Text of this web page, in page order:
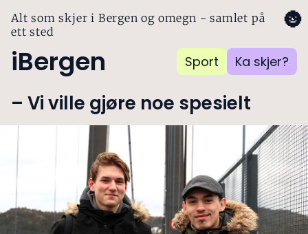
Alt som skjer i Bergen og omegn - samlet på
ett sted
iBergen Sport Ka skjer?
🌚
– Vi ville gjøre noe spesielt